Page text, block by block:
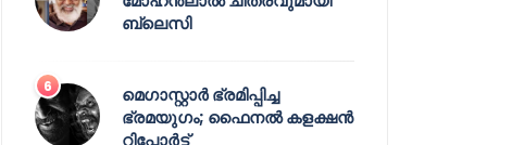
ബ്ലെസി
മെഗാസ്റ്റാർ ഭ്രമിപ്പിച്ച
ഭ്രമയുഗം; ഫൈനൽ കളക്ഷൻ
റിപ്പോർട്ട്